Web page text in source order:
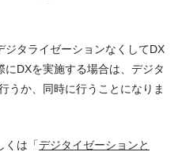
ジタライゼーションなくしてDX
DXを実施する場合は、デジタ
うか、同時に行うことになりま
くは「デジタイゼーションと